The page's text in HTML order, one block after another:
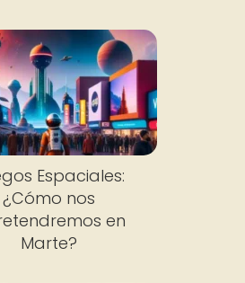
Espaciales:
¿Cómo nos
en
Marte?